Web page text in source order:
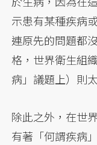
示患有某種疾病
連原先的問題都
格，世界衛生組
病」議題上）則
除此之外，在世
有著「何謂疾病